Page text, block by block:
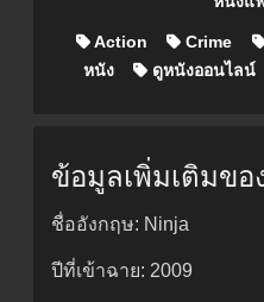
Action Crime
หนัง
ดูหนังออนไลน์
ข้อมูลเพิ่มเติมขอ
ชื่ออังกฤษ: Ninja
ปีที่เข้าฉาย: 2009